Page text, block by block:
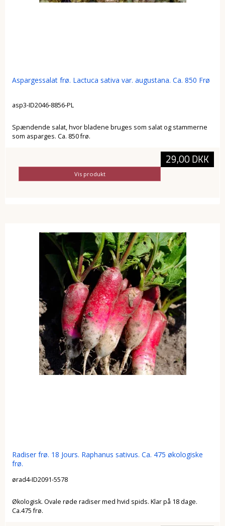
Aspargessalat frø. Lactuca sativa var. augustana. Ca. 850 Frø
asp3-ID2046-8856-PL
Spændende salat, hvor bladene bruges som salat og stammerne
som asparges. Ca. 850 frø.
29,00 DKK
Vis produkt
Radiser frø. 18 Jours. Raphanus sativus. Ca. 475 økologiske
frø.
ørad4-ID2091-5578
Økologisk. Ovale røde radiser med hvid spids. Klar på 18 dage.
Ca.475 frø.